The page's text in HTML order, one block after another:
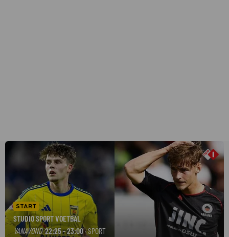
START
STUDIO SPORT VOETBAL
VANAVOND 22:25 - 23:00· SPORT